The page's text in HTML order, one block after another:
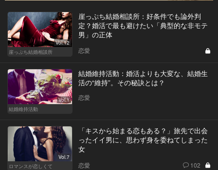
Vol.12
崖っぷち結婚相談所
崖っぷち結婚相談所：好条件でも論外判
定？婚活で最も避けたい「典型的な非モテ
男」の正体
恋愛
Vol.1
結婚維持活動
結婚維持活動：婚活よりも大変な、結婚生
活の“維持”。その秘訣とは？
恋愛
Vol.7
ロマンスが恋しくて
「キスから始まる恋もある？」旅先で出会
ったイイ男に、思わず身を委ねてしまった
女
恋愛 102